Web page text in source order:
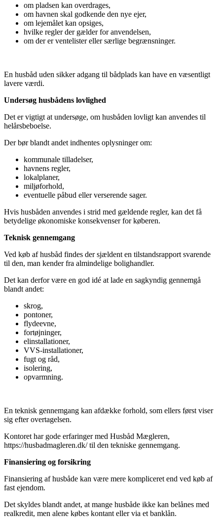
om pladsen kan overdrages,
om havnen skal godkende den nye ejer,
om lejemålet kan opsiges,
hvilke regler der gælder for anvendelsen,
om der er ventelister eller særlige begrænsninger.
En husbåd uden sikker adgang til bådplads kan have en væsentligt
lavere værdi.
Undersøg husbådens lovlighed
Det er vigtigt at undersøge, om husbåden lovligt kan anvendes til
helårsbeboelse.
Der bør blandt andet indhentes oplysninger om:
kommunale tilladelser,
havnens regler,
lokalplaner,
miljøforhold,
eventuelle påbud eller verserende sager.
Hvis husbåden anvendes i strid med gældende regler, kan det få
betydelige økonomiske konsekvenser for køberen.
Teknisk gennemgang
Ved køb af husbåd findes der sjældent en tilstandsrapport svarende
til den, man kender fra almindelige bolighandler.
Det kan derfor være en god idé at lade en sagkyndig gennemgå
blandt andet:
skrog,
pontoner,
flydeevne,
fortøjninger,
elinstallationer,
VVS-installationer,
fugt og råd,
isolering,
opvarmning.
En teknisk gennemgang kan afdække forhold, som ellers først viser
sig efter overtagelsen.
Kontoret har gode erfaringer med Husbåd Mægleren,
https://husbadmagleren.dk/til den tekniske gennemgang.
Finansiering og forsikring
Finansiering af husbåde kan være mere kompliceret end ved køb af
fast ejendom.
Det skyldes blandt andet, at mange husbåde ikke kan belånes med
realkredit, men alene købes kontant eller via et banklån.